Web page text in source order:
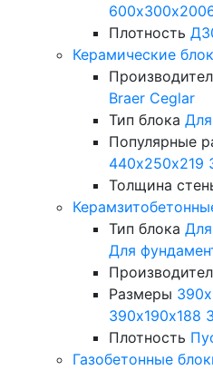
600х300х200
Плотность
Керамические
Braer Ceglar
Тип блока
Популярные
440х250х219
Толщина
Тип блока
Для
Размеры
390х190х188
Плотность
Газобетонные